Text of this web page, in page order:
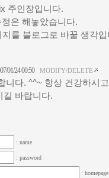
주인장입니다.
은 해놓았습니다.
를 블로그로 바꿀 생각
01/24 00:50 MODIFY/DELETE
니다. ^^~ 항상 건강하시
길 바랍니다.
: name
: password
: